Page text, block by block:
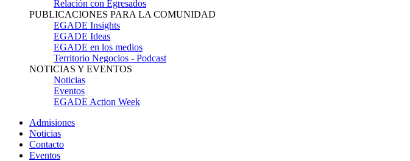
Relación con Egresados
PUBLICACIONES PARA LA COMUNIDAD
EGADE Insights
EGADE Ideas
EGADE en los medios
Territorio Negocios - Podcast
NOTICIAS Y EVENTOS
Noticias
Eventos
EGADE Action Week
Admisiones
Noticias
Contacto
Eventos